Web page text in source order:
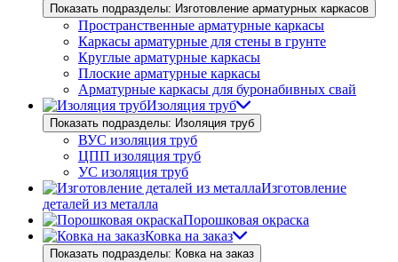
Показать подразделы: Изготовление арматурных каркасов
Пространственные арматурные каркасы
Каркасы арматурные для стены в грунте
Круглые арматурные каркасы
Плоские арматурные каркасы
Арматурные каркасы для буронабивных свай
Изоляция труб
Показать подразделы: Изоляция труб
ВУС изоляция труб
ЦПП изоляция труб
УС изоляция труб
Изготовление
деталей из металла
Порошковая окраска
Ковка на заказ
Показать подразделы: Ковка на заказ